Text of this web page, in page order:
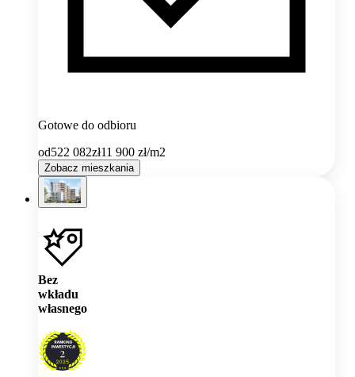
Gotowe do odbioru
od522 082zł11 900 zł/m2
Zobacz mieszkania
Bez
wkładu
własnego